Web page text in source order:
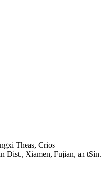
Theas, Crios
Dist., Xiamen, Fujian, an tSín.